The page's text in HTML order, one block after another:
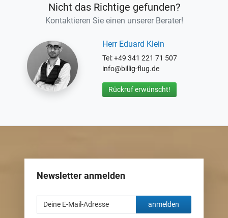
Nicht das Richtige gefunden?
Kontaktieren Sie einen unserer Berater!
Herr Eduard Klein
Tel: +49 341 221 71 507
info@billig-flug.de
Rückruf erwünscht!
Newsletter anmelden
anmelden